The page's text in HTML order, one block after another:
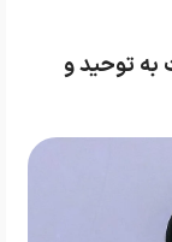
به توحید و